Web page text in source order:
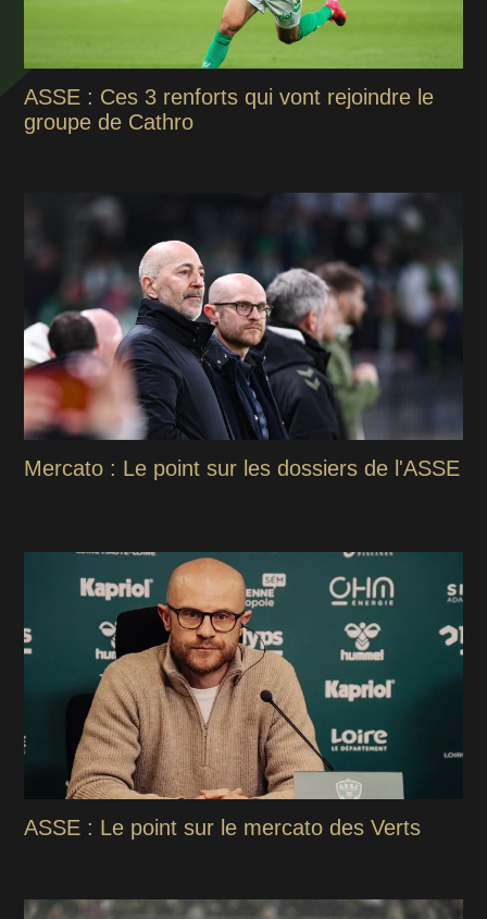
ASSE : Ces 3 renforts qui vont rejoindre le
groupe de Cathro
Mercato : Le point sur les dossiers de l'ASSE
ASSE : Le point sur le mercato des Verts